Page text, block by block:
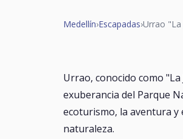
Medellín›Escapadas›Urrao "La
Urrao, conocido como
exuberancia del Parque
ecoturismo, la aventura y
naturaleza.